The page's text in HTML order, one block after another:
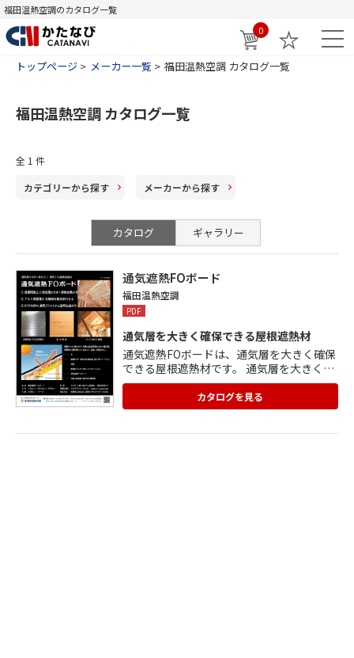
福田温熱空調のカタログ一覧
0
トップページ メーカー一覧 福田温熱空調 カタログ一覧
福田温熱空調 カタログ一覧
全 1 件
カテゴリーから探す メーカーから探す
カタログ ギャラリー
通気遮熱FOボード
福田温熱空調
PDF
通気層を大きく確保できる屋根遮熱材
通気遮熱FOボードは、通気層を大きく確保
できる屋根遮熱材です。 通気層を大きく取
れるだけでなく、640箇所施してある通気
用のスリット加工が湿気を逃すので、排
熱・排湿効果が高くなります。また、アル
カタログを見る